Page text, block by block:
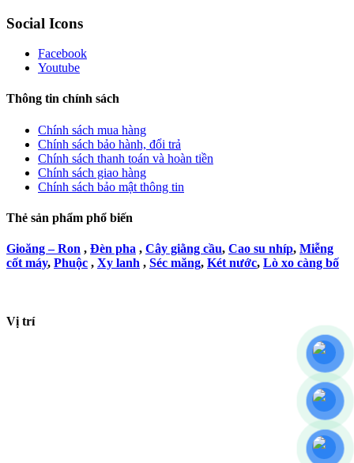
Social Icons
Facebook
Youtube
Thông tin chính sách
Chính sách mua hàng
Chính sách bảo hành, đổi trả
Chính sách thanh toán và hoàn tiền
Chính sách giao hàng
Chính sách bảo mật thông tin
Thẻ sản phẩm phổ biến
Gioăng – Ron , Đèn pha , Cây giằng cầu, Cao su nhíp, Miễng
cốt máy, Phuộc , Xy lanh , Séc măng, Két nước, Lò xo càng bố
Vị trí